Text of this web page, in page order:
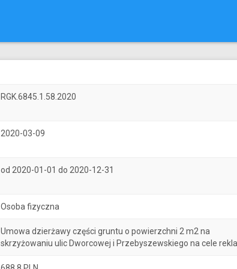
RGK.6845.1.58.2020
2020-03-09
od 2020-01-01 do 2020-12-31
Osoba fizyczna
Umowa dzierżawy części gruntu o powierzchni 2 m2 na
skrzyżowaniu ulic Dworcowej i Przebyszewskiego na cele